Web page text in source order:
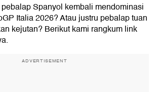
Spanyol kembali mendominasi
Italia 2026? Atau justru pebalap tuan
kejutan? Berikut kami rangkum link
ADVERTISEMENT